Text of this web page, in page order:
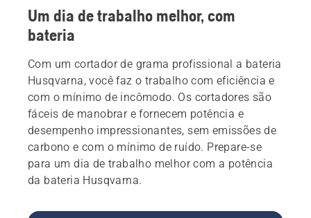
Um dia de trabalho melhor, com
bateria
Com um cortador de grama profissional a bateria
Husqvarna, você faz o trabalho com eficiência e
com o mínimo de incômodo. Os cortadores são
fáceis de manobrar e fornecem potência e
desempenho impressionantes, sem emissões de
carbono e com o mínimo de ruído. Prepare-se
para um dia de trabalho melhor com a potência
da bateria Husqvarna.